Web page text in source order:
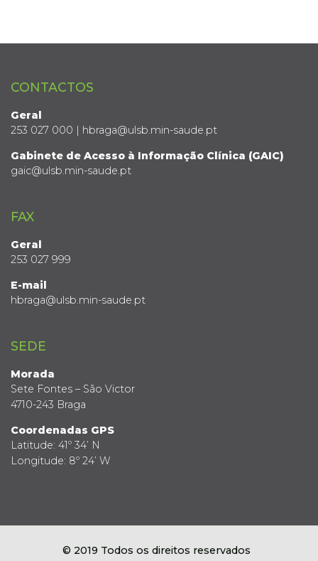
CONTACTOS
Geral
253 027 000 | hbraga@ulsb.min-saude.pt
Gabinete de Acesso à Informação Clínica (GAIC)
gaic@ulsb.min-saude.pt
FAX
Geral
253 027 999
E-mail
hbraga@ulsb.min-saude.pt
SEDE
Morada
Sete Fontes – São Victor
4710-243 Braga
Coordenadas GPS
Latitude: 41º 34’ N
Longitude: 8º 24’ W
© 2019 Todos os direitos reservados